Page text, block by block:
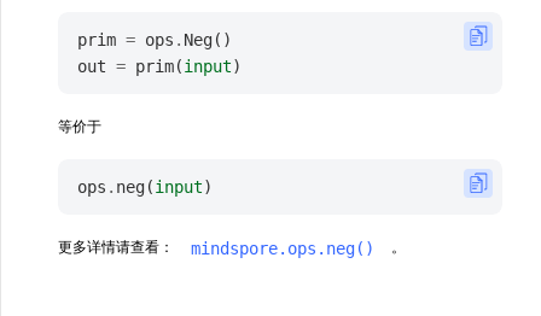
prim = ops . Neg()
out = prim(input)
等价于
ops . neg(input)
更多详情请查看： mindspore.ops.neg() 。